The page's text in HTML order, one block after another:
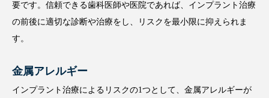
要です。信頼できる歯科医師や医院であれば、インプラント治療
の前後に適切な診断や治療をし、リスクを最小限に抑えられま
す。
金属アレルギー
インプラント治療によるリスクの1つとして、金属アレルギーが